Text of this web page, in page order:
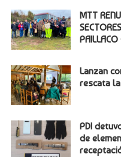
MTT
PAILLACO
Lanzan
rescata
PDI
de